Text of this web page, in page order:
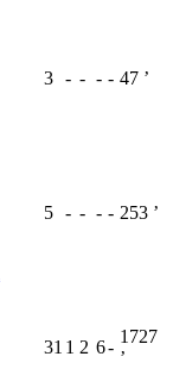
3 - - - - 47 ʼ
5 - - - - 253 ʼ
31 1 2 6-
1727
ʼ